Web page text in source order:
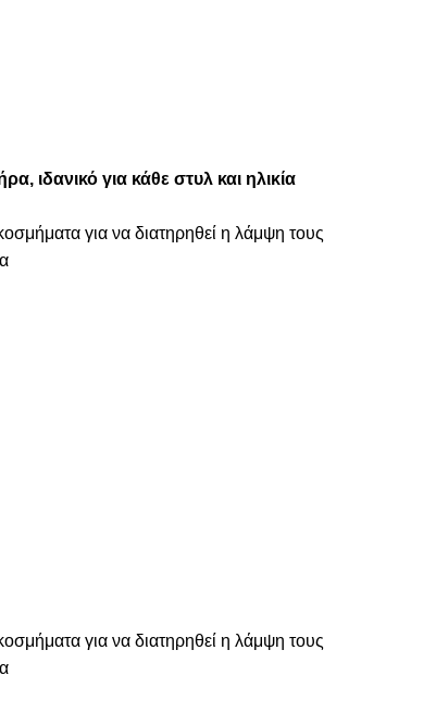
ιδανικό για κάθε στυλ και ηλικία
για να διατηρηθεί η λάμψη τους
για να διατηρηθεί η λάμψη τους